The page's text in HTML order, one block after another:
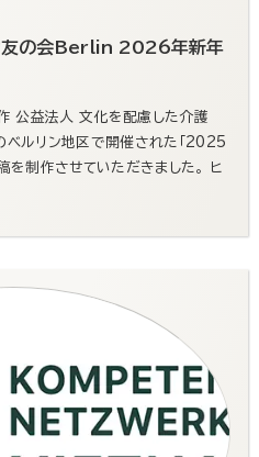
ク友の会Berlin 2026年新年
公益法人 文化を配慮した介護
ルリン地区で開催された「2025
を制作させていただきました。 ヒ